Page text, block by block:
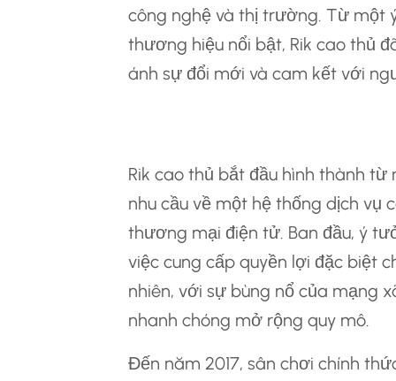
công nghệ và thị trường. Từ một
thương hiệu nổi bật, Rik cao thủ
ánh sự đổi mới và cam kết với
Rik cao thủ bắt đầu hình thành từ
nhu cầu về một hệ thống dịch vụ
thương mại điện tử. Ban đầu, ý
việc cung cấp quyền lợi đặc biệt
nhiên, với sự bùng nổ của mạng
nhanh chóng mở rộng quy mô.
Đến năm 2017, sân chơi chính